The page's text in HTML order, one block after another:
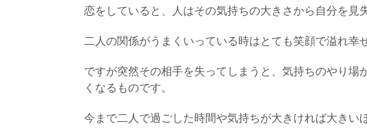
恋をしていると、人はその気持ちの大きさから自分を見
二人の関係がうまくいっている時はとても笑顔で溢れ幸
ですが突然その相手を失ってしまうと、気持ちのやり
くなるものです。
今まで二人で過ごした時間や気持ちが大きければ大きい